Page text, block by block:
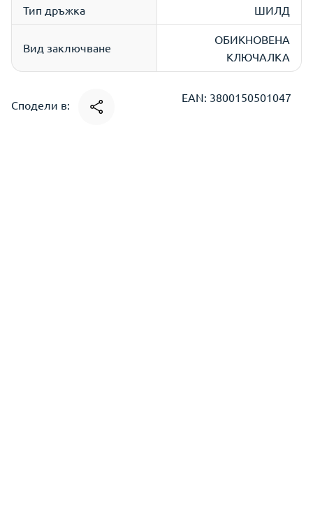
Тип дръжка ШИЛД
Вид заключване
ОБИКНОВЕНА
КЛЮЧАЛКА
Сподели в:
EAN: 3800150501047